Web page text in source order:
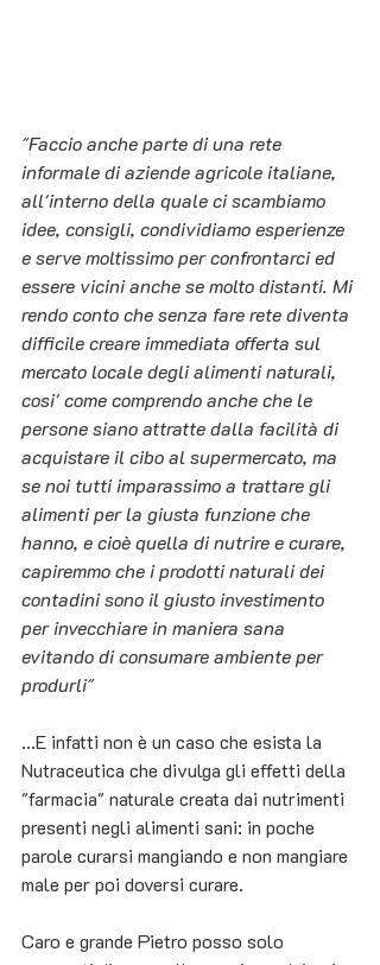
"Faccio anche parte di una rete
informale di aziende agricole italiane,
all'interno della quale ci scambiamo
idee, consigli, condividiamo esperienze
e serve moltissimo per confrontarci ed
essere vicini anche se molto distanti. Mi
rendo conto che senza fare rete diventa
difficile creare immediata offerta sul
mercato locale degli alimenti naturali,
cosi' come comprendo anche che le
persone siano attratte dalla facilità di
acquistare il cibo al supermercato, ma
se noi tutti imparassimo a trattare gli
alimenti per la giusta funzione che
hanno, e cioè quella di nutrire e curare,
capiremmo che i prodotti naturali dei
contadini sono il giusto investimento
per invecchiare in maniera sana
evitando di consumare ambiente per
produrli"
...E infatti non è un caso che esista la
Nutraceutica che divulga gli effetti della
"farmacia" naturale creata dai nutrimenti
presenti negli alimenti sani: in poche
parole curarsi mangiando e non mangiare
male per poi doversi curare.
Caro e grande Pietro posso solo